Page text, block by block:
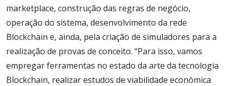
marketplace, construção das regras de negócio,
operação do sistema, desenvolvimento da rede
Blockchain e, ainda, pela criação de simuladores para a
realização de provas de conceito. “Para isso, vamos
empregar ferramentas no estado da arte da tecnologia
Blockchain, realizar estudos de viabilidade econômica